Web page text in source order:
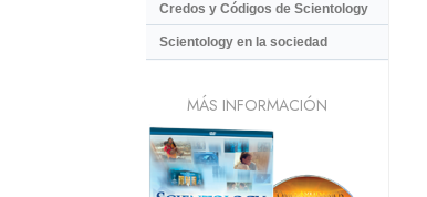
Credos y Códigos de Scientology
Scientology en la sociedad
MÁS INFORMACIÓN